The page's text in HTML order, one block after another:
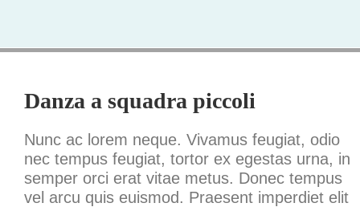
Danza a squadra piccoli
Nunc ac lorem neque. Vivamus feugiat, odio
nec tempus feugiat, tortor ex egestas urna, in
semper orci erat vitae metus. Donec tempus
vel arcu quis euismod. Praesent imperdiet elit